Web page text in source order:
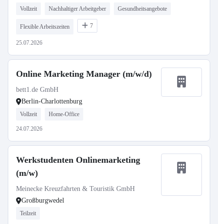
Vollzeit Nachhaltiger Arbeitgeber Gesundheitsangebote
Flexible Arbeitszeiten 7
25.07.2026
Online Marketing Manager (m/w/d)
bett1.de GmbH
Berlin-Charlottenburg
Vollzeit Home-Office
24.07.2026
Werkstudenten Onlinemarketing
(m/w)
Meinecke Kreuzfahrten & Touristik GmbH
Großburgwedel
Teilzeit